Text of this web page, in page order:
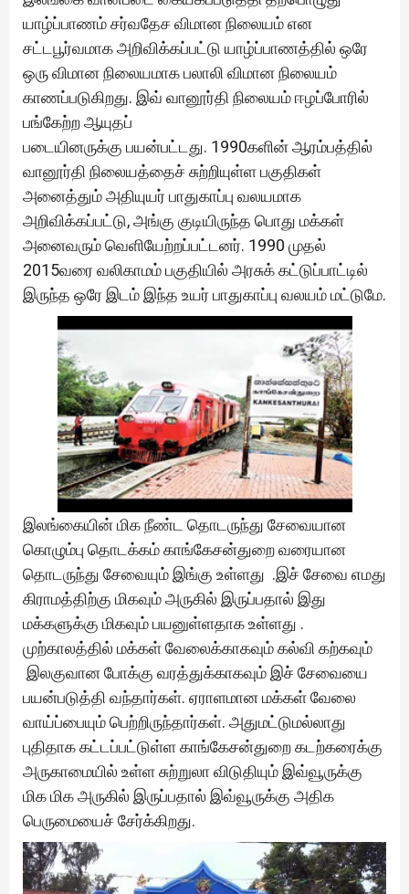
யாழ்ப்பாணம் சர்வதேச விமான நிலையம் என
சட்டபூர்வமாக அறிவிக்கப்பட்டு யாழ்ப்பாணத்தில் ஒரே
ஒரு விமான நிலையமாக பலாலி விமான நிலையம்
காணப்படுகிறது. இவ் வானூர்தி நிலையம் ஈழப்போரில்
பங்கேற்ற ஆயுதப்
படையினருக்கு பயன்பட்டது. 1990களின் ஆரம்பத்தில்
வானூர்தி நிலையத்தைச் சுற்றியுள்ள பகுதிகள்
அனைத்தும் அதியுயர் பாதுகாப்பு வலயமாக
அறிவிக்கப்பட்டு, அங்கு குடியிருந்த பொது மக்கள்
அனைவரும் வெளியேற்றப்பட்டனர். 1990 முதல்
2015வரை வலிகாமம் பகுதியில் அரசுக் கட்டுப்பாட்டில்
இருந்த ஒரே இடம் இந்த உயர் பாதுகாப்பு வலயம் மட்டுமே.
இலங்கையின் மிக நீண்ட தொடருந்து சேவையான
கொழும்பு தொடக்கம் காங்கேசன்துறை வரையான
தொடருந்து சேவையும் இங்கு உள்ளது .இச் சேவை எமது
கிராமத்திற்கு மிகவும் அருகில் இருப்பதால் இது
மக்களுக்கு மிகவும் பயனுள்ளதாக உள்ளது .
முற்காலத்தில் மக்கள் வேலைக்காகவும் கல்வி கற்கவும்
இலகுவான போக்கு வரத்துக்காகவும் இச் சேவையை
பயன்படுத்தி வந்தார்கள். ஏராளமான மக்கள் வேலை
வாய்ப்பையும் பெற்றிருந்தார்கள். அதுமட்டுமல்லாது
புதிதாக கட்டப்பட்டுள்ள காங்கேசன்துறை கடற்கரைக்கு
அருகாமையில் உள்ள சுற்றுலா விடுதியும் இவ்வூருக்கு
மிக மிக அருகில் இருப்பதால் இவ்வூருக்கு அதிக
பெருமையைச் சேர்க்கிறது.